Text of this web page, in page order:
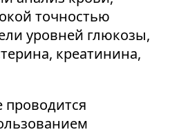
точностью
уровней глюкозы,
креатинина,